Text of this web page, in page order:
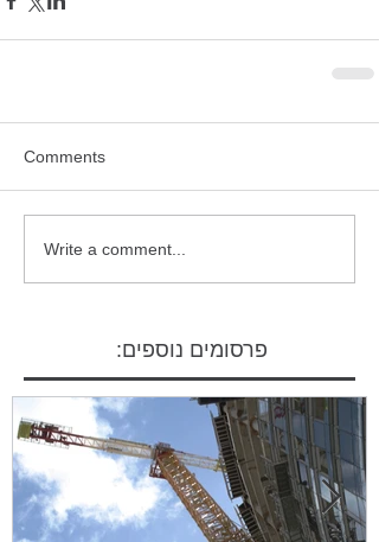
פרסומים נוספים:
Comments
Write a comment...